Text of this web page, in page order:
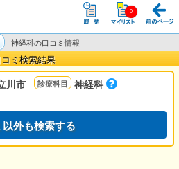
神経科の口コミ情報
ミ検索結果
川市
神経科
以外も検索する